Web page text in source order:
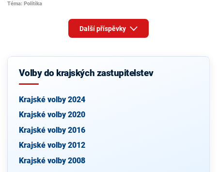
Téma: Politika
Další příspěvky
Volby do krajských zastupitelstev
Krajské volby 2024
Krajské volby 2020
Krajské volby 2016
Krajské volby 2012
Krajské volby 2008